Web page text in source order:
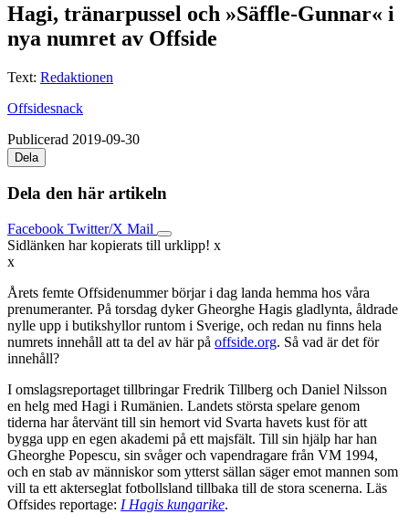
Hagi, tränarpussel och »Säffle-Gunnar« i
nya numret av Offside
Text: Redaktionen
Offsidesnack
Publicerad 2019-09-30
Dela
Dela den här artikeln
Facebook Twitter/X Mail
Sidlänken har kopierats till urklipp! x
x
Årets femte Offsidenummer börjar i dag landa hemma hos våra
prenumeranter. På torsdag dyker Gheorghe Hagis gladlynta, åldrade
nylle upp i butikshyllor runtom i Sverige, och redan nu finns hela
numrets innehåll att ta del av här på offside.org. Så vad är det för
innehåll?
I omslagsreportaget tillbringar Fredrik Tillberg och Daniel Nilsson
en helg med Hagi i Rumänien. Landets största spelare genom
tiderna har återvänt till sin hemort vid Svarta havets kust för att
bygga upp en egen akademi på ett majsfält. Till sin hjälp har han
Gheorghe Popescu, sin svåger och vapendragare från VM 1994,
och en stab av människor som ytterst sällan säger emot mannen som
vill ta ett akterseglat fotbollsland tillbaka till de stora scenerna. Läs
Offsides reportage: I Hagis kungarike.